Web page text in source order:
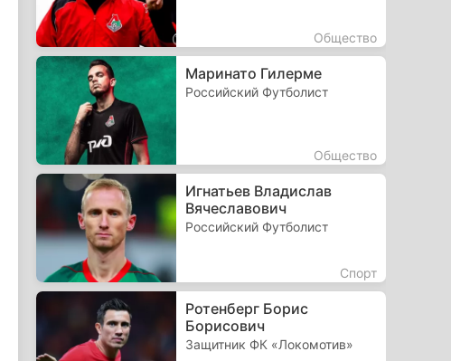
Общество
Маринато Гилерме
Российский Футболист
Общество
Игнатьев Владислав
Вячеславович
Российский Футболист
Спорт
Ротенберг Борис
Борисович
Защитник ФК «Локомотив»